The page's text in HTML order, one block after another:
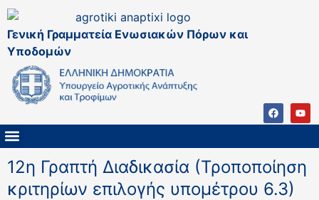
Γενική Γραμματεία Ενωσιακών Πόρων και
Υποδομών
12η Γραπτή Διαδικασία (Τροποποίηση
κριτηρίων επιλογής υπομέτρου 6.3)